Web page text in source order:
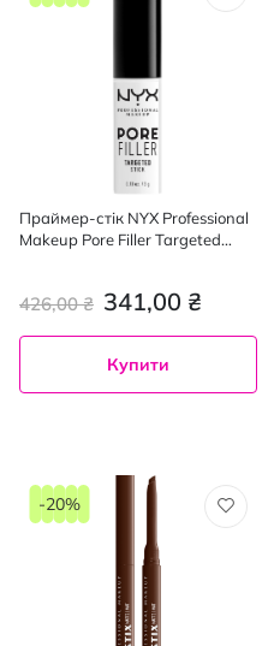
Праймер-стік NYX Professional
Makeup Pore Filler Targeted
341,00 ₴
426,00 ₴
Купити
-20%